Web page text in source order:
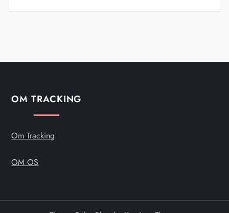
OM TRACKING
Om Tracking
OM OS